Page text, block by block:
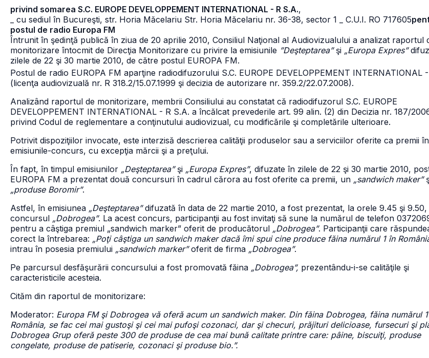
privind somarea S.C. EUROPE DEVELOPPEMENT INTERNATIONAL - R S.A.,
_ cu sediul în Bucureşti, str. Horia Măcelariu Str. Horia Măcelariu nr. 36-38, sector 1
_ C.U.I. RO 717605
postul de radio Europa FM
Întrunit în şedinţă publică în ziua de 20 aprilie 2010, Consiliul Naţional al Audiovizualului a analizat raportul
monitorizare întocmit de Direcţia Monitorizare cu privire la emisiunile ”Deşteptarea”şi „Europa Expres”
zilele de 22 şi 30 martie 2010, de către postul EUROPA FM.
Postul de radio EUROPA FM aparţine radiodifuzorului S.C. EUROPE DEVELOPPEMENT INTERNATIONAL
(licenţa audiovizuală nr. R 318.2/15.07.1999 şi decizia de autorizare nr. 359.2/22.07.2008).
Analizând raportul de monitorizare, membrii Consiliului au constatat că radiodifuzorul S.C. EUROPE
DEVELOPPEMENT INTERNATIONAL - R S.A. a încălcat prevederile art. 99 alin. (2) din Decizia nr. 187/
privind Codul de reglementare a conţinutului audiovizual, cu modificările şi completările ulterioare.
Potrivit dispoziţiilor invocate, este interzisă descrierea calităţii produselor sau a serviciilor oferite ca premii în
emisiunile-concurs, cu excepţia mărcii şi a preţului.
În fapt, în timpul emisiunilor „Deşteptarea”şi „Europa Expres”, difuzate în zilele de 22 şi 30 martie 2010,
EUROPA FM a prezentat două concursuri în cadrul cărora au fost oferite ca premii, un „sandwich maker”
„produse Boromir”.
Astfel, în emisiunea „Deşteptarea”difuzată în data de 22 martie 2010, a fost prezentat, la orele 9.45 şi 9.50,
concursul „Dobrogea”. La acest concurs, participanţii au fost invitaţi să sune la numărul de telefon
pentru a câştiga premiul „sandwich marker” oferit de producătorul „Dobrogea”. Participanţii care
corect la întrebarea: „Poţi câştiga un sandwich maker dacă îmi spui cine produce făina numărul 1 în
intrau în posesia premiului „sandwich marker”oferit de firma „Dobrogea”.
Pe parcursul desfăşurării concursului a fost promovată făina „Dobrogea”, prezentându-i-se calităţile şi
caracteristicile acesteia.
Cităm din raportul de monitorizare:
Moderator: Europa FM şi Dobrogea vă oferă acum un sandwich maker. Din făina Dobrogea, făina numărul
România, se fac cei mai gustoşi şi cei mai pufoşi cozonaci, dar şi checuri, prăjituri delicioase, fursecuri şi
Dobrogea Grup oferă peste 300 de produse de cea mai bună calitate printre care: pâine, biscuiţi, produse
congelate, produse de patiserie, cozonaci şi produse bio.”.